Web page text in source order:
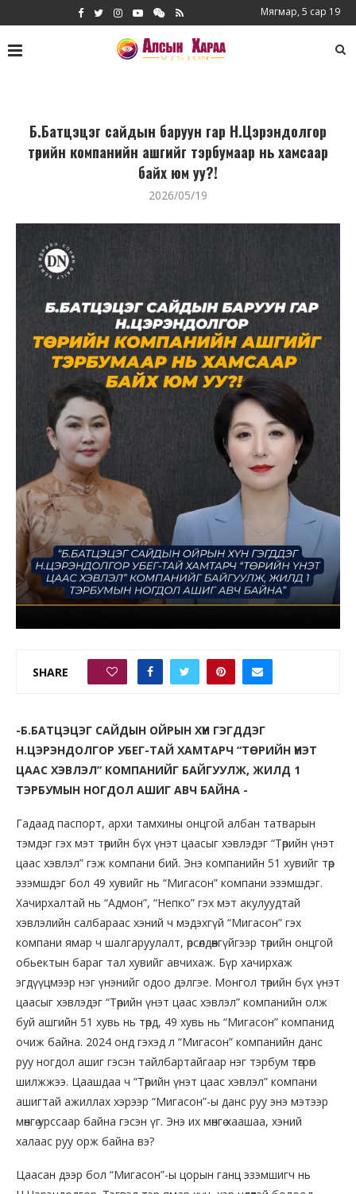
Мягмар, 5 сар 19
Б.Батцэцэг сайдын баруун гар Н.Цэрэндолгор
төрийн компанийн ашгийг тэрбумаар нь хамсаар
байх юм уу?!
2026/05/19
SHARE
-Б.БАТЦЭЦЭГ САЙДЫН ОЙРЫН ХҮН ГЭГДДЭГ
Н.ЦЭРЭНДОЛГОР УБЕГ-ТАЙ ХАМТАРЧ “ТӨРИЙН ҮНЭТ
ЦААС ХЭВЛЭЛ” КОМПАНИЙГ БАЙГУУЛЖ, ЖИЛД 1
ТЭРБУМЫН НОГДОЛ АШИГ АВЧ БАЙНА -
Гадаад паспорт, архи тамхины онцгой албан татварын
тэмдэг гэх мэт төрийн бүх үнэт цаасыг хэвлэдэг “Төрийн үнэт
цаас хэвлэл” гэж компани бий. Энэ компанийн 51 хувийг төр
эзэмшдэг бол 49 хувийг нь “Мигасон” компани эзэмшдэг.
Хачирхалтай нь “Адмон”, “Непко” гэх мэт акулуудтай
хэвлэлийн салбараас хэний ч мэдэхгүй “Мигасон” гэх
компани ямар ч шалгаруулалт, өрсөлдөөнгүйгээр төрийн онцгой
обьектын бараг тал хувийг авчихаж. Бүр хачирхаж
эгдүүцмээр нэг үнэнийг одоо дэлгэе. Монгол төрийн бүх үнэт
цаасыг хэвлэдэг “Төрийн үнэт цаас хэвлэл” компанийн олж
буй ашгийн 51 хувь нь төрд, 49 хувь нь “Мигасон” компанид
очиж байна. 2024 онд гэхэд л “Мигасон” компанийн данс
руу ногдол ашиг гэсэн тайлбартайгаар нэг тэрбум төгрөг
шилжжээ. Цаашдаа ч “Төрийн үнэт цаас хэвлэл” компани
ашигтай ажиллах хэрээр “Мигасон”-ы данс руу энэ мэтээр
мөнгө урссаар байна гэсэн үг. Энэ их мөнгө хаашаа, хэний
халаас руу орж байна вэ?
Цаасан дээр бол “Мигасон”-ы цорын ганц эзэмшигч нь